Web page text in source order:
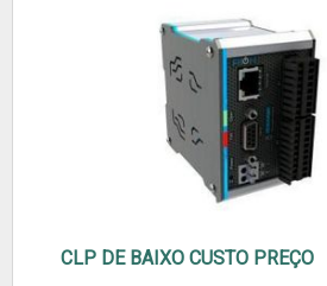
CLP DE BAIXO CUSTO PREÇO